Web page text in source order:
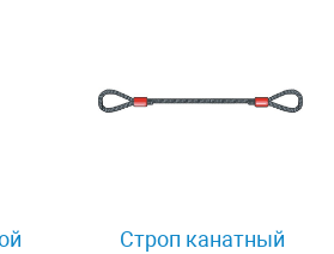
Строп канатный